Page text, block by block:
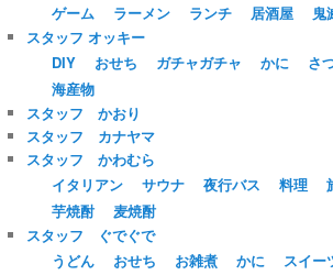
ゲーム
ラーメン ランチ 居酒屋
鬼
スタッフ オッキー
DIY
おせち ガチャガチャ かに さ
海産物
スタッフ かおり
スタッフ カナヤマ
スタッフ かわむら
イタリアン
サウナ 夜行バス 料理
芋焼酎
麦焼酎
スタッフ ぐでぐで
うどん
おせち お雑煮 かに スイー